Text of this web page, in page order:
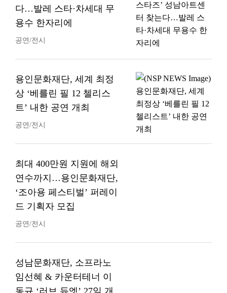
다…발레 스타·차세대 무
용수 한자리에
공연/전시
용인문화재단, 세계 최정
상 ‘베를린 필 12 첼리스
트’ 내한 공연 개최
공연/전시
최대 400만원 지원에 해외
연수까지…용인문화재단,
‘조아용 페스티벌’ 퍼레이
드 기획자 모집
공연/전시
성남문화재단, 소프라노
임선혜 & 카운터테너 이
동규 ‘러브 듀엣’ 27일 개